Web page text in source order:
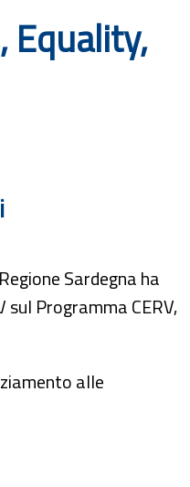
Equality,
Sardegna ha
Programma CERV,
alle